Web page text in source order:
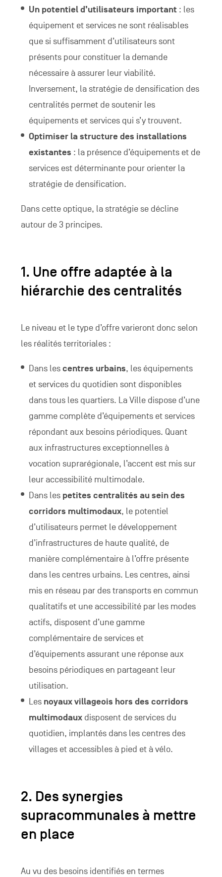
Un potentiel d’utilisateurs important : les
équipement et services ne sont réalisables
que si suffisamment d’utilisateurs sont
présents pour constituer la demande
nécessaire à assurer leur viabilité.
Inversement, la stratégie de densification des
centralités permet de soutenir les
équipements et services qui s’y trouvent.
Optimiser la structure des installations
existantes : la présence d’équipements et de
services est déterminante pour orienter la
stratégie de densification.
Dans cette optique, la stratégie se décline
autour de 3 principes.
1. Une offre adaptée à la
hiérarchie des centralités
Le niveau et le type d’offre varieront donc selon
les réalités territoriales :
Dans lescentres urbains, les équipements
et services du quotidien sont disponibles
dans tous les quartiers. La Ville dispose d’une
gamme complète d’équipements et services
répondant aux besoins périodiques. Quant
aux infrastructures exceptionnelles à
vocation suprarégionale, l’accent est mis sur
leur accessibilité multimodale.
Dans les petites centralités au sein des
corridors multimodaux, le potentiel
d’utilisateurs permet le développement
d’infrastructures de haute qualité, de
manière complémentaire à l’offre présente
dans les centres urbains. Les centres, ainsi
mis en réseau par des transports en commun
qualitatifs et une accessibilité par les modes
actifs, disposent d’une gamme
complémentaire de services et
d’équipements assurant une réponse aux
besoins périodiques en partageant leur
utilisation.
Les noyaux villageois hors des corridors
multimodaux disposent de services du
quotidien, implantés dans les centres des
villages et accessibles à pied et à vélo.
2. Des synergies
supracommunales à mettre
en place
Au vu des besoins identifiés en termes